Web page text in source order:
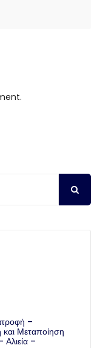
–
Μεταποίηση
–